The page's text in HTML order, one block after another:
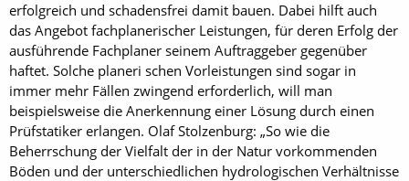
erfolgreich und schadensfrei damit bauen. Dabei hilft auch
das Angebot fachplanerischer Leistungen, für deren Erfolg der
ausführende Fachplaner seinem Auftraggeber gegenüber
haftet. Solche planeri schen Vorleistungen sind sogar in
immer mehr Fällen zwingend erforderlich, will man
beispielsweise die Anerkennung einer Lösung durch einen
Prüfstatiker erlangen. Olaf Stolzenburg: „So wie die
Beherrschung der Vielfalt der in der Natur vorkommenden
Böden und der unterschiedlichen hydrologischen Verhältnisse